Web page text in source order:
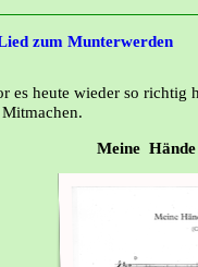
zum Munterwerden
es heute wieder so
Meine Hände